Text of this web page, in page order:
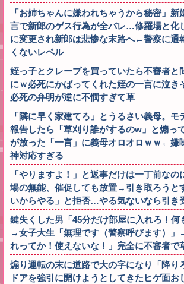
「お姉ちゃんに嫌われちゃうから秘密」新
言で新郎のゲス行為が全バレ…修羅場と化
に変更され新郎は悲惨な末路へ←警察に通
くないレベル
姪っ子とクレープを買っていたら不審者と
にｗ必死にかばってくれた姪の一言に泣
必死の弁明が逆に不憫すぎて草
「隣に早く家建てろ」とうるさい義母。モ
報告したら「草刈り誰がするのw」と煽っ
が放った「一言」に義母オロオロｗｗ←嫌
神対応すぎる
「やりますよ！」と返事だけは一丁前なの
場の無能、催促しても放置→引き取ろうと
いからやる」と拒否…やる気ないなら引き
鍵失くした男「45分だけ部屋に入れろ！何
→女子大生「無理です（警察呼びます）
れってか！使えないな！」完全に不審者で
煽り運転の末に道路で大の字になり「降り
ドアを強引に開けようとしてきたヒゲ面お